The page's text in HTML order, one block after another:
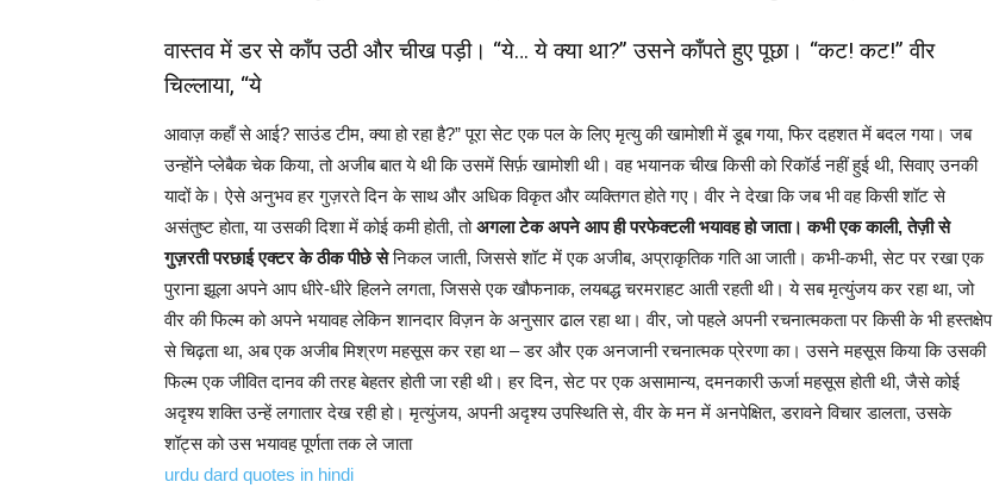
वास्तव में डर से काँप उठी और चीख पड़ी। “ये… ये क्या था?” उसने काँपते हुए पूछा। “कट! कट!” वीर
चिल्लाया, “ये
आवाज़ कहाँ से आई? साउंड टीम, क्या हो रहा है?” पूरा सेट एक पल के लिए मृत्यु की खामोशी में डूब गया, फिर दहशत में बदल गया। जब
उन्होंने प्लेबैक चेक किया, तो अजीब बात ये थी कि उसमें सिर्फ़ खामोशी थी। वह भयानक चीख किसी को रिकॉर्ड नहीं हुई थी, सिवाए उनकी
यादों के। ऐसे अनुभव हर गुज़रते दिन के साथ और अधिक विकृत और व्यक्तिगत होते गए। वीर ने देखा कि जब भी वह किसी शॉट से
असंतुष्ट होता, या उसकी दिशा में कोई कमी होती, तोअगला टेक अपने आप ही परफेक्टली भयावह हो जाता। कभी एक काली, तेज़ी से
गुज़रती परछाई एक्टर के ठीक पीछे सेनिकल जाती, जिससे शॉट में एक अजीब, अप्राकृतिक गति आ जाती। कभी-कभी, सेट पर रखा एक
पुराना झूला अपने आप धीरे-धीरे हिलने लगता, जिससे एक खौफनाक, लयबद्ध चरमराहट आती रहती थी। ये सब मृत्युंजय कर रहा था, जो
वीर की फिल्म को अपने भयावह लेकिन शानदार विज़न के अनुसार ढाल रहा था। वीर, जो पहले अपनी रचनात्मकता पर किसी के भी हस्तक्षेप
से चिढ़ता था, अब एक अजीब मिश्रण महसूस कर रहा था – डर और एक अनजानी रचनात्मक प्रेरणा का। उसने महसूस किया कि उसकी
फिल्म एक जीवित दानव की तरह बेहतर होती जा रही थी। हर दिन, सेट पर एक असामान्य, दमनकारी ऊर्जा महसूस होती थी, जैसे कोई
अदृश्य शक्ति उन्हें लगातार देख रही हो। मृत्युंजय, अपनी अदृश्य उपस्थिति से, वीर के मन में अनपेक्षित, डरावने विचार डालता, उसके
शॉट्स को उस भयावह पूर्णता तक ले जाता
urdu dard quotes in hindi